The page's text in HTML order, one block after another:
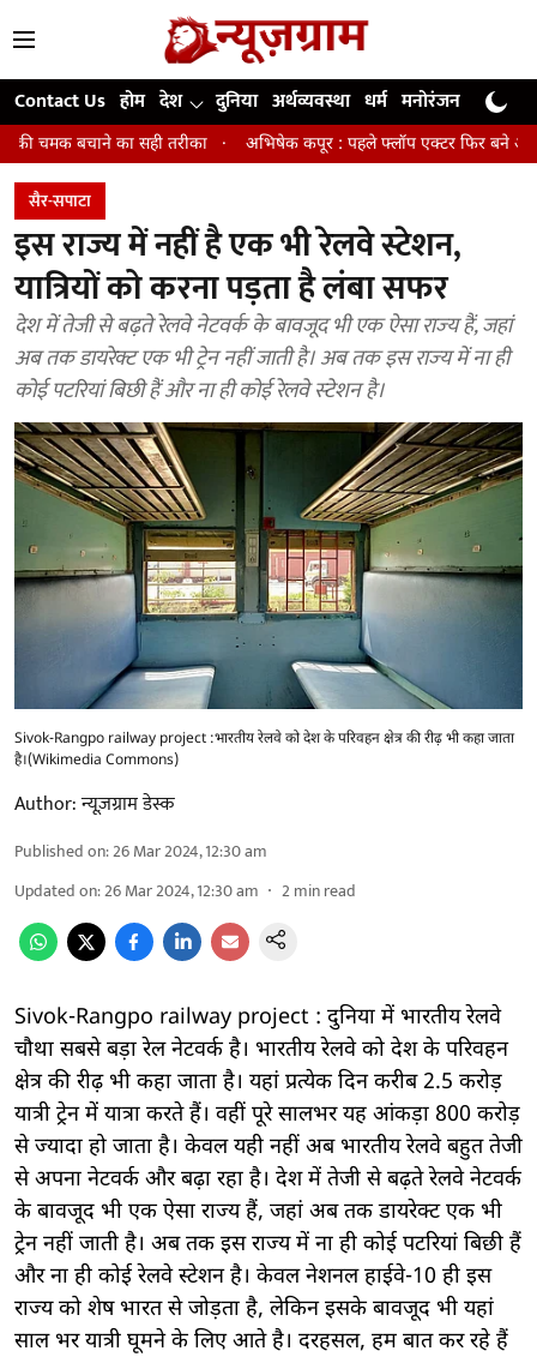
Contact Us होम देश दुनिया अर्थव्यवस्था धर्म मनोरंजन खेल
सही तरीका अभिषेक कपूर : पहले फ्लॉप एक्टर फिर बने अवॉर्ड विनिंग
सैर-सपाटा
इस राज्य में नहीं है एक भी रेलवे स्टेशन,
यात्रियों को करना पड़ता है लंबा सफर
देश में तेजी से बढ़ते रेलवे नेटवर्क के बावजूद भी एक ऐसा राज्‍य हैं, जहां
अब तक डायरेक्ट एक भी ट्रेन नहीं जाती है। अब तक इस राज्‍य में ना ही
कोई पटरियां बिछी हैं और ना ही कोई रेलवे स्‍टेशन है।
Sivok-Rangpo railway project :भारतीय रेलवे को देश के परिवहन क्षेत्र की रीढ़ भी कहा जाता
है।(Wikimedia Commons)
Author:न्यूज़ग्राम डेस्क
Published on:26 Mar 2024, 12:30 am
Updated on:26 Mar 2024, 12:30 am 2min read
Sivok-Rangpo railway project : दुनिया में भारतीय रेलवे
चौथा सबसे बड़ा रेल नेटवर्क है। भारतीय रेलवे को देश के परिवहन
क्षेत्र की रीढ़ भी कहा जाता है। यहां प्रत्येक दिन करीब 2.5 करोड़
यात्री ट्रेन में यात्रा करते हैं। वहीं पूरे सालभर यह आंकड़ा 800 करोड़
से ज्‍यादा हो जाता है। केवल यही नहीं अब भारतीय रेलवे बहुत तेजी
से अपना नेटवर्क और बढ़ा रहा है। देश में तेजी से बढ़ते रेलवे नेटवर्क
के बावजूद भी एक ऐसा राज्‍य हैं, जहां अब तक डायरेक्ट एक भी
ट्रेन नहीं जाती है। अब तक इस राज्‍य में ना ही कोई पटरियां बिछी हैं
और ना ही कोई रेलवे स्‍टेशन है। केवल नेशनल हाईवे-10 ही इस
राज्‍य को शेष भारत से जोड़ता है, लेकिन इसके बावजूद भी यहां
साल भर यात्री घूमने के लिए आते है। दरहसल, हम बात कर रहे हैं